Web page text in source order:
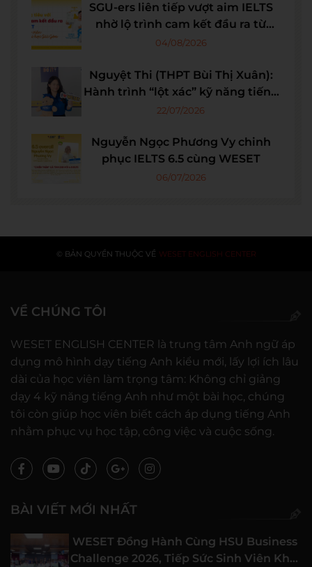
SGU-ers liên tiếp vượt aim IELTS
nhờ lộ trình cam kết đầu ra từ
WESET
04/08/2026
Nguyệt Thi (THPT Bùi Thị Xuân):
Hành trình “lột xác” kỹ năng tiếng
Anh cùng WESET để tự tin hội
22/07/2026
Nguyễn Ngọc Phương Vy chinh
phục IELTS 6.5 cùng WESET
06/07/2026
© BẢN QUYỀN THUỘC VỀ WESET ENGLISH CENTER
VỀ CHÚNG TÔI
WESET ENGLISH CENTER là trung tâm Anh ngữ áp
dụng mô hình dạy tiếng Anh kiểu mới, lấy lợi ích lâu
dài của học viên làm trọng tâm: Không chỉ giảng
dạy 4 kỹ năng tiếng Anh như một bài học, chúng
tôi còn giúp học viên biết cách áp dụng tiếng Anh
nhằm phục vụ học tập, công việc và cuộc sống.
BÀI VIẾT MỚI NHẤT
WESET Đồng Hành Cùng HSU Business
Challenge 2026, Tiếp Sức Sinh Viên Khởi